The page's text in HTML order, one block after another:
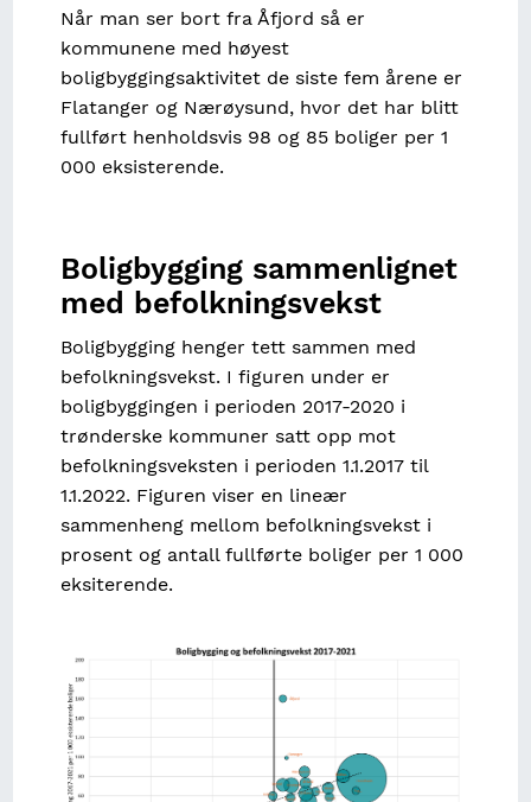
Når man ser bort fra Åfjord så er
kommunene med høyest
boligbyggingsaktivitet de siste fem årene er
Flatanger og Nærøysund, hvor det har blitt
fullført henholdsvis 98 og 85 boliger per 1
000 eksisterende.
Boligbygging sammenlignet
med befolkningsvekst
Boligbygging henger tett sammen med
befolkningsvekst. I figuren under er
boligbyggingen i perioden 2017-2020 i
trønderske kommuner satt opp mot
befolkningsveksten i perioden 1.1.2017 til
1.1.2022. Figuren viser en lineær
sammenheng mellom befolkningsvekst i
prosent og antall fullførte boliger per 1 000
eksiterende.
Image